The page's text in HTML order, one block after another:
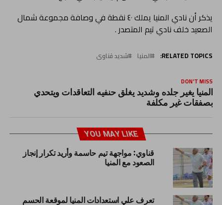
يذكر أن نادي المنيا يملك ٤٠ نقطة في وصافة مجموعة شمال
الصعيد خلف نادي تيم المتصدر .
RELATED TOPICS: المنيا شديد قناوى
DON'T MISS
المنيا يغير جلده وشديد يغلق حنفيه التعاقدات ويتحدي
بصفقات غير مكلفة
YOU MAY LIKE
قناوي: مواجهة تيم حاسمة وأريد تكرار إنجاز
الصعود مع المنيا
تعرف علي استعدادات المنيا لموقعة الحسم